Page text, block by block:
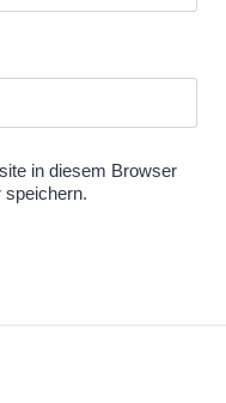
in diesem Browser
speichern.